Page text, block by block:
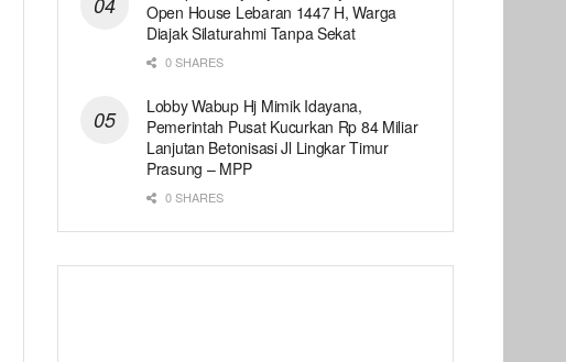
Open House Lebaran 1447 H, Warga
Diajak Silaturahmi Tanpa Sekat
0 SHARES
Lobby Wabup Hj Mimik Idayana,
Pemerintah Pusat Kucurkan Rp 84 Miliar
Lanjutan Betonisasi Jl Lingkar Timur
Prasung – MPP
0 SHARES